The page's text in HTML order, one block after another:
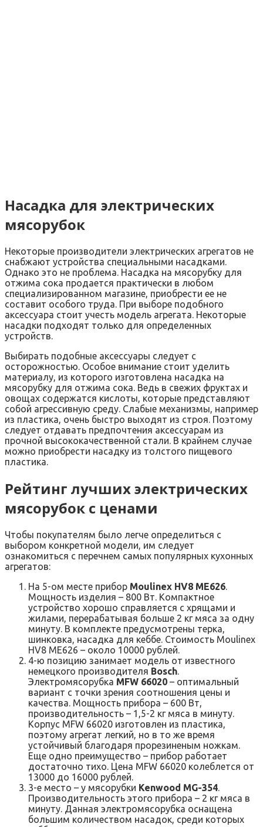
Насадка для электрических
мясорубок
Некоторые производители электрических агрегатов не
снабжают устройства специальными насадками.
Однако это не проблема. Насадка на мясорубку для
отжима сока продается практически в любом
специализированном магазине, приобрести ее не
составит особого труда. При выборе подобного
аксессуара стоит учесть модель агрегата. Некоторые
насадки подходят только для определенных
устройств.
Выбирать подобные аксессуары следует с
осторожностью. Особое внимание стоит уделить
материалу, из которого изготовлена насадка на
мясорубку для отжима сока. Ведь в свежих фруктах и
овощах содержатся кислоты, которые представляют
собой агрессивную среду. Слабые механизмы, например
из пластика, очень быстро выходят из строя. Поэтому
следует отдавать предпочтения аксессуарам из
прочной высококачественной стали. В крайнем случае
можно приобрести насадку из толстого пищевого
пластика.
Рейтинг лучших электрических
мясорубок с ценами
Чтобы покупателям было легче определиться с
выбором конкретной модели, им следует
ознакомиться с перечнем самых популярных кухонных
агрегатов:
На 5-ом месте прибор Moulinex HV8 ME626.
Мощность изделия – 800 Вт. Компактное
устройство хорошо справляется с хрящами и
жилами, перерабатывая больше 2 кг мяса за одну
минуту. В комплекте предусмотрены терка,
шинковка, насадка для кеббе. Стоимость Moulinex
HV8 ME626 – около 10000 рублей.
4-ю позицию занимает модель от известного
немецкого производителя Bosch.
Электромясорубка MFW 66020 – оптимальный
вариант с точки зрения соотношения цены и
качества. Мощность прибора – 600 Вт,
производительность – 1,5-2 кг мяса в минуту.
Корпус MFW 66020 изготовлен из пластика,
поэтому агрегат легкий, но в то же время
устойчивый благодаря прорезиненым ножкам.
Еще одно преимущество – прибор работает
достаточно тихо. Цена MFW 66020 колеблется от
13000 до 16000 рублей.
3-е место – у мясорубки Kenwood MG-354.
Производительность этого прибора – 2 кг мяса в
минуту. Данная электромясорубка оснащена
большим количеством насадок, среди которых